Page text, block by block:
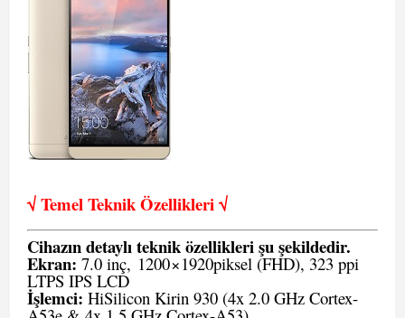
√ Temel Teknik Özellikleri √
Cihazın detaylı teknik özellikleri şu şekildedir.
Ekran: 7.0 inç, 1200×1920piksel (FHD), 323 ppi
LTPS IPS LCD
İşlemci: HiSilicon Kirin 930 (4x 2.0 GHz Cortex-